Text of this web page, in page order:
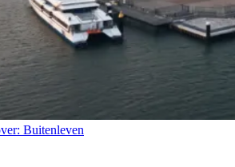
Buitenleven